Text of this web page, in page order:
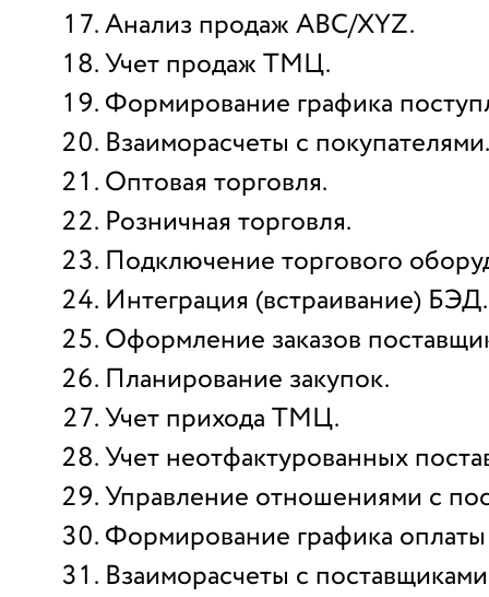
Анализ продаж ABC/XYZ.
Учет продаж ТМЦ.
Формирование графика
Взаиморасчеты с покупателями.
Оптовая торговля.
Розничная торговля.
Подключение торгового
Интеграция (встраивание) БЭД.
Оформление заказов
Планирование закупок.
Учет прихода ТМЦ.
Учет неотфактурованных
Управление отношениями с
Формирование графика
Взаиморасчеты с